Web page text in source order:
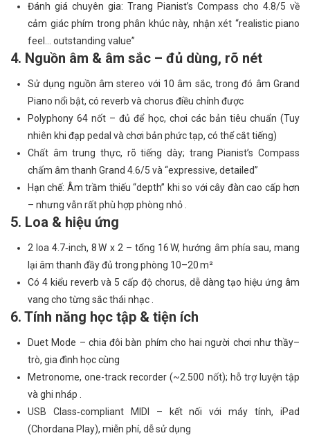
Đánh giá chuyên gia: Trang Pianist’s Compass cho 4.8/5 về
cảm giác phím trong phân khúc này, nhận xét “realistic piano
feel… outstanding value”
4. Nguồn âm & âm sắc – đủ dùng, rõ nét
Sử dụng nguồn âm stereo với 10 âm sắc, trong đó âm Grand
Piano nổi bật, có reverb và chorus điều chỉnh được
Polyphony 64 nốt – đủ để học, chơi các bản tiêu chuẩn (Tuy
nhiên khi đạp pedal và chơi bản phức tạp, có thể cắt tiếng)
Chất âm trung thực, rõ tiếng dày; trang Pianist’s Compass
chấm âm thanh Grand 4.6/5 và “expressive, detailed”
Hạn chế: Âm trầm thiếu “depth” khi so với cây đàn cao cấp hơn
– nhưng vẫn rất phù hợp phòng nhỏ .
5. Loa & hiệu ứng
2 loa 4.7‑inch, 8 W x 2 – tổng 16 W, hướng âm phía sau, mang
lại âm thanh đầy đủ trong phòng 10–20 m²
Có 4 kiểu reverb và 5 cấp độ chorus, dễ dàng tạo hiệu ứng âm
vang cho từng sắc thái nhạc .
6. Tính năng học tập & tiện ích
Duet Mode – chia đôi bàn phím cho hai người chơi như thầy–
trò, gia đình học cùng
Metronome, one-track recorder (~2.500 nốt); hỗ trợ luyện tập
và ghi nháp .
USB Class‑compliant MIDI – kết nối với máy tính, iPad
(Chordana Play), miễn phí, dễ sử dụng